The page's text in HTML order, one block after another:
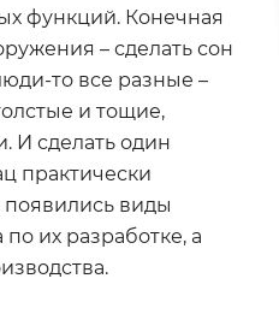
функций. Конечная
– сделать сон
то все разные –
и тощие,
И сделать один
практически
виды
их разработке, а